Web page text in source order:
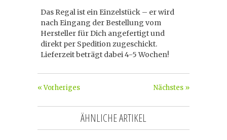
Das Regal ist ein Einzelstück – er wird
nach Eingang der Bestellung vom
Hersteller für Dich angefertigt und
direkt per Spedition zugeschickt.
Lieferzeit beträgt dabei 4-5 Wochen!
Nächstes »
« Vorheriges
ÄHNLICHE ARTIKEL